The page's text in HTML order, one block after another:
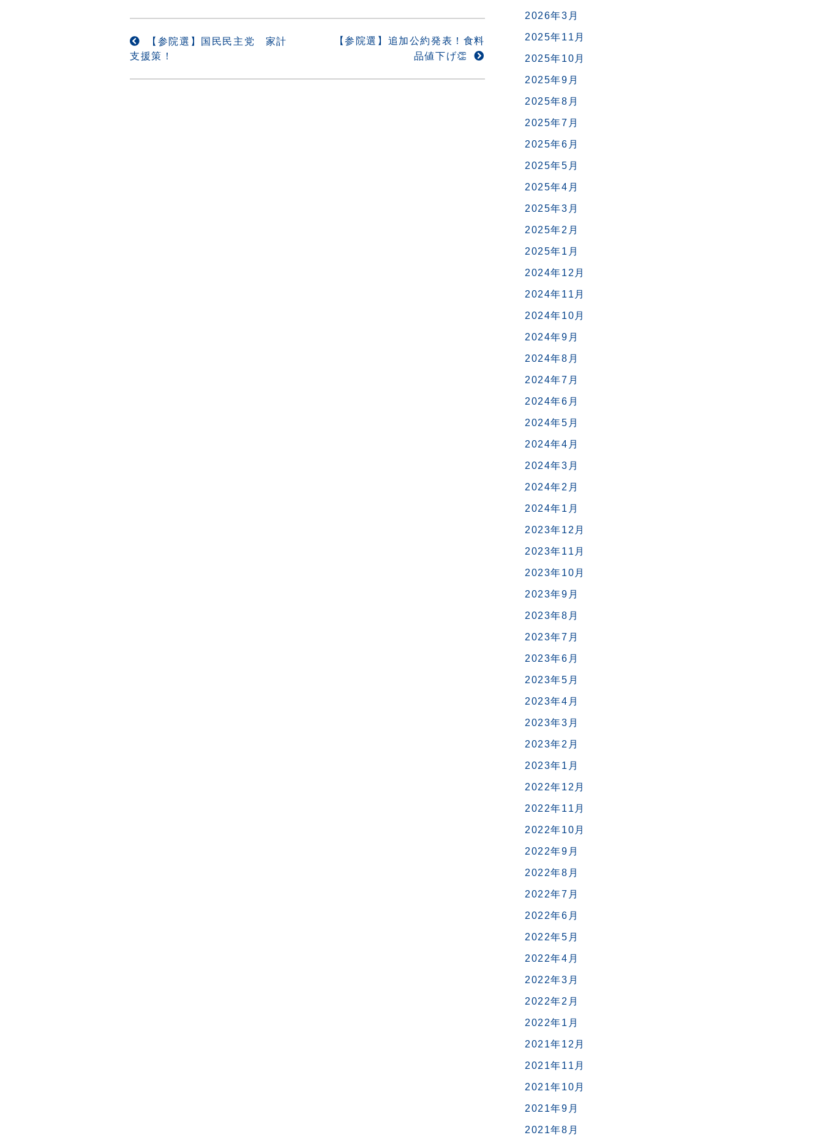
投
稿
【参院選】国民民主党 家計
支援策！
【参院選】追加公約発表！食料
品値下げ👏
2026年3月
2025年11月
2025年10月
2025年9月
2025年8月
2025年7月
2025年6月
2025年5月
2025年4月
2025年3月
2025年2月
2025年1月
2024年12月
2024年11月
2024年10月
2024年9月
2024年8月
2024年7月
2024年6月
2024年5月
2024年4月
2024年3月
2024年2月
2024年1月
2023年12月
2023年11月
2023年10月
2023年9月
2023年8月
2023年7月
2023年6月
2023年5月
2023年4月
2023年3月
2023年2月
2023年1月
2022年12月
2022年11月
2022年10月
2022年9月
2022年8月
2022年7月
2022年6月
2022年5月
2022年4月
2022年3月
2022年2月
2022年1月
2021年12月
2021年11月
2021年10月
2021年9月
2021年8月